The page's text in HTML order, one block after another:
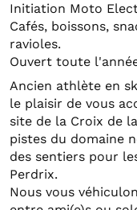
Initiation Moto
Cafés, boissons,
ravioles.
Ouvert toute
Ancien athlète en
le plaisir de vous
site de la Croix de
pistes du domaine
des sentiers pour
Perdrix.
Nous vous